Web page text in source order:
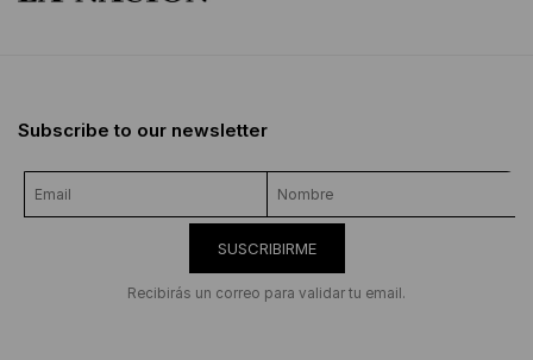
Subscribe to our newsletter
SUSCRIBIRME
Recibirás un correo para validar tu email.